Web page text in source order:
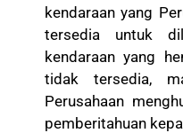
kendaraan yang
tersedia untuk
kendaraan yang
tidak tersedia,
Perusahaan
pemberitahuan